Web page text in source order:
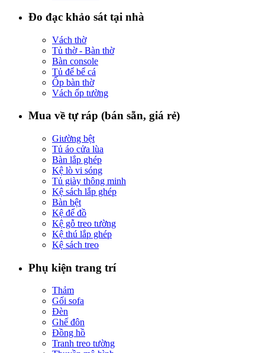
Đo đạc khảo sát tại nhà
Vách thờ
Tủ thờ - Bàn thờ
Bàn console
Tủ để bể cá
Ốp bàn thờ
Vách ốp tường
Mua về tự ráp (bán sẵn, giá rẻ)
Giường bệt
Tủ áo cửa lùa
Bàn lắp ghép
Kệ lò vi sóng
Tủ giày thông minh
Kệ sách lắp ghép
Bàn bệt
Kệ để đồ
Kệ gỗ treo tường
Kệ thú lắp ghép
Kệ sách treo
Phụ kiện trang trí
Thảm
Gối sofa
Đèn
Ghế đôn
Đồng hồ
Tranh treo tường